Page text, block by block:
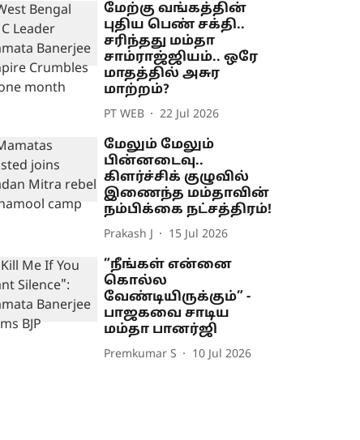
மேற்கு வங்கத்தின்
புதிய பெண் சக்தி..
சரிந்தது மம்தா
சாம்ராஜ்ஜியம்.. ஒரே
மாதத்தில் அசுர
மாற்றம்?
PT WEB 22 Jul 2026
மேலும் மேலும்
பின்னடைவு..
கிளர்ச்சிக் குழுவில்
இணைந்த மம்தாவின்
நம்பிக்கை நட்சத்திரம்!
Prakash J 15 Jul 2026
”நீங்கள் என்னை
கொல்ல
வேண்டியிருக்கும்” -
பாஜகவை சாடிய
மம்தா பானர்ஜி
Premkumar S 10 Jul 2026